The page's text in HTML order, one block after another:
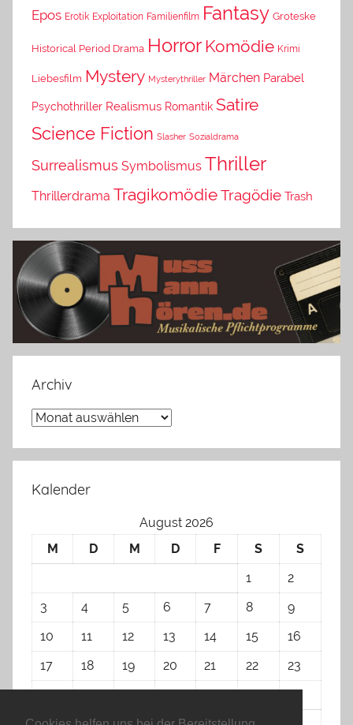
Epos Erotik Exploitation Familienfilm Fantasy Groteske
Historical Period Drama Horror Komödie Krimi
Liebesfilm Mystery Mysterythriller Märchen Parabel
Psychothriller Realismus Romantik Satire
Science Fiction Slasher Sozialdrama
Surrealismus Symbolismus Thriller
Thrillerdrama TragikomödieTragödie Trash
Archiv
Archiv
Kalender
August 2026
M
D M D F S
S
1
2
3
4 5 6 7 8
9
10
11 12 13 14 15
16
17
18 19 20 21 22
23
24
25 26 27 28 29
30